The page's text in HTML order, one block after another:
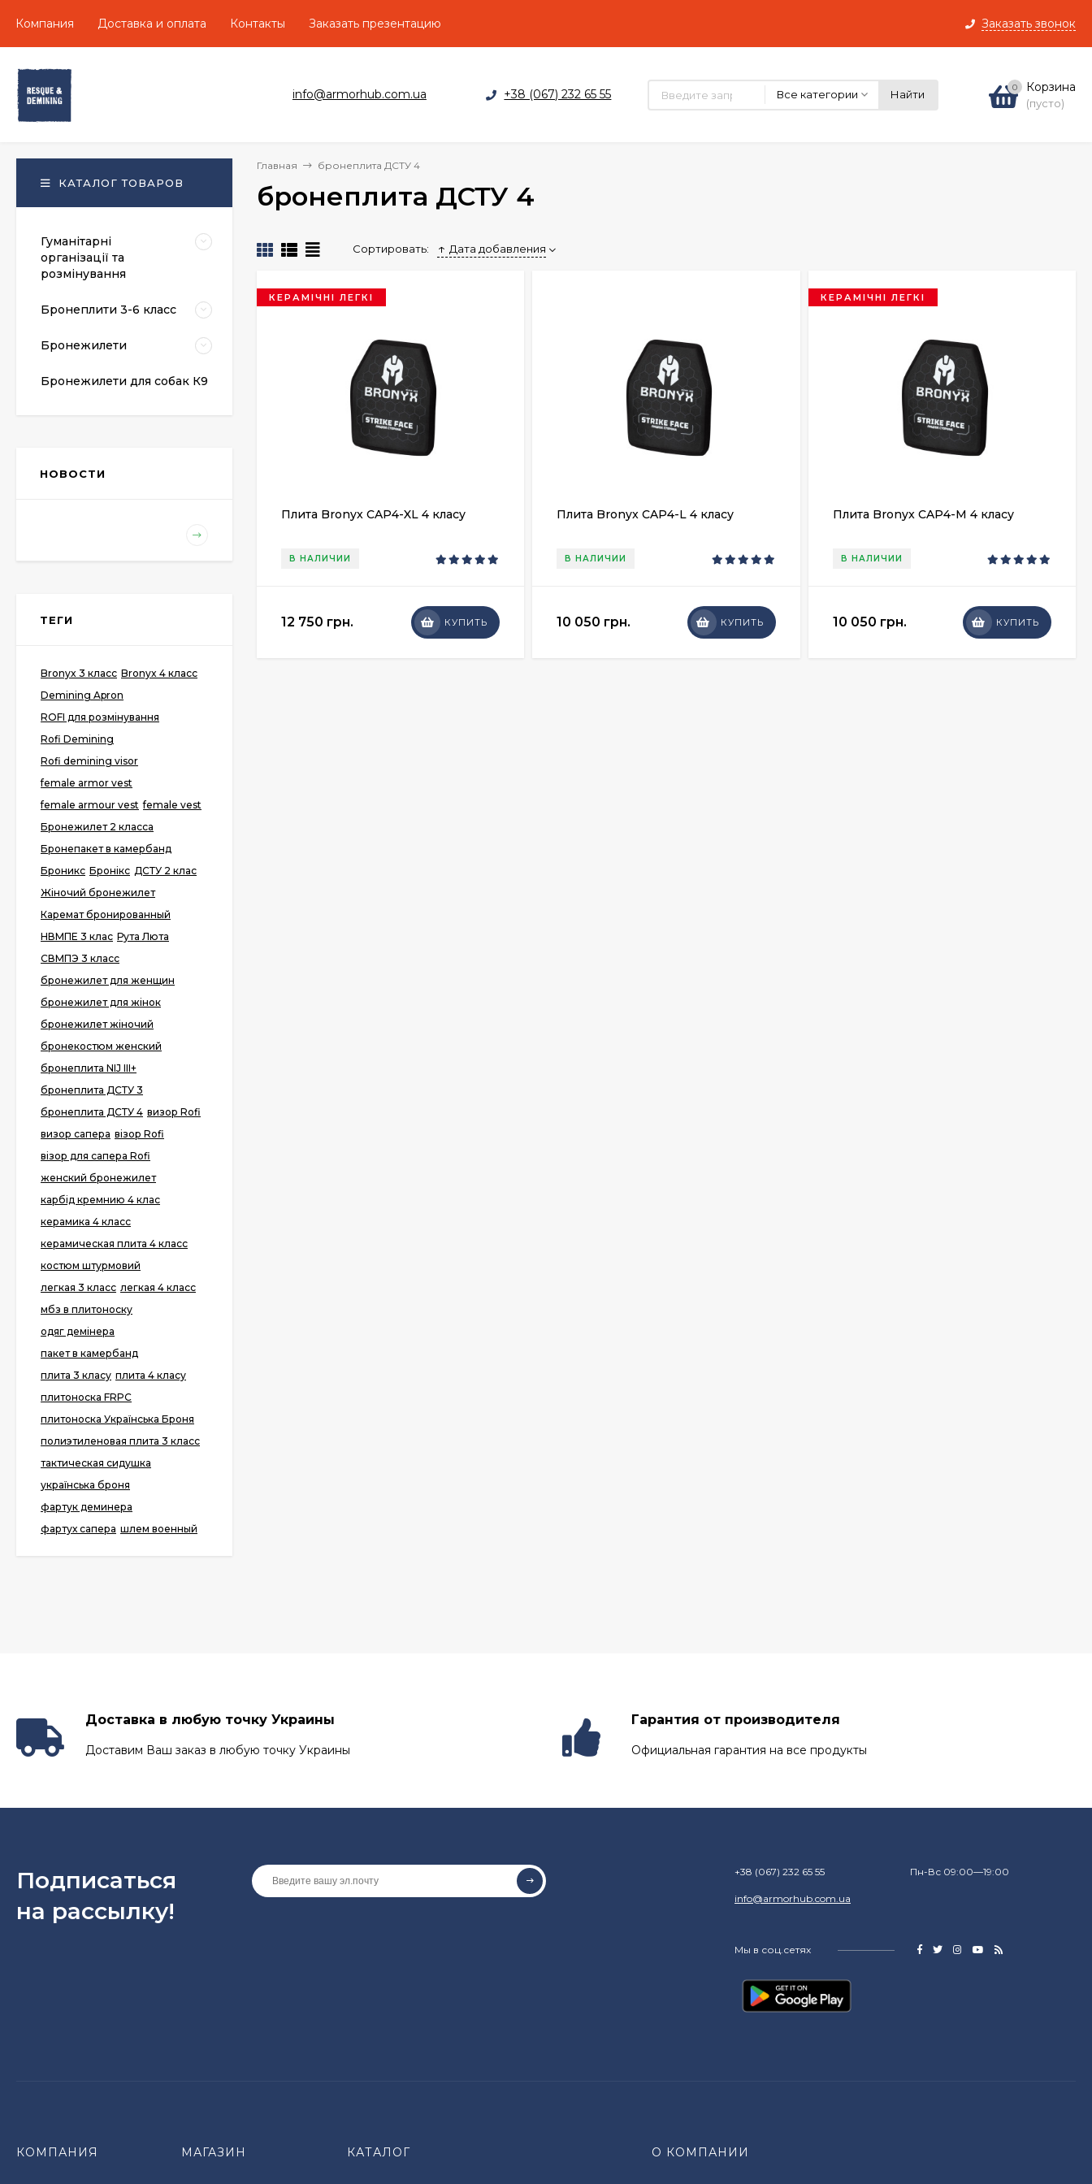
Заказать звонок
Компания Доставка и оплата Контакты Заказать презентацию
info@armorhub.com.ua +38 (067) 232 65 55 Все категории Найти
0 Корзина
(пусто)
Главная бронеплита ДСТУ 4
бронеплита ДСТУ 4
Сортировать: Дата добавления
КЕРАМІЧНІ ЛЕГКІ
Плита Bronyx CAP4-XL 4 класу
В НАЛИЧИИ
12 750 грн. КУПИТЬ
Плита Bronyx CAP4-L 4 класу
В НАЛИЧИИ
10 050 грн. КУПИТЬ
КЕРАМІЧНІ ЛЕГКІ
Плита Bronyx CAP4-M 4 класу
В НАЛИЧИИ
10 050 грн. КУПИТЬ
КАТАЛОГ ТОВАРОВ
Гуманітарні
організації та
розмінування
Бронеплити 3-6 класс
Бронежилети
Бронежилети для собак К9
НОВОСТИ
ТЕГИ
Bronyx 3 класс Bronyx 4 класс
Demining Apron
ROFI для розмінування
Rofi Demining
Rofi demining visor
female armor vest
female armour vest female vest
Бронежилет 2 класса
Бронепакет в камербанд
Броникс Бронікс ДСТУ 2 клас
Жіночий бронежилет
Каремат бронированный
НВМПЕ 3 клас Рута Люта
СВМПЭ 3 класс
бронежилет для женщин
бронежилет для жінок
бронежилет жіночий
бронекостюм женский
бронеплита NIJ III+
бронеплита ДСТУ 3
бронеплита ДСТУ 4 визор Rofi
визор сапера візор Rofi
візор для сапера Rofi
женский бронежилет
карбід кремнию 4 клас
керамика 4 класс
керамическая плита 4 класс
костюм штурмовий
легкая 3 класс легкая 4 класс
мбз в плитоноску
одяг демінера
пакет в камербанд
плита 3 класу плита 4 класу
плитоноска FRPC
плитоноска Українська Броня
полиэтиленовая плита 3 класс
тактическая сидушка
українська броня
фартук деминера
фартух сапера шлем военный
Доставка в любую точку Украины
Доставим Ваш заказ в любую точку Украины
Гарантия от производителя
Официальная гарантия на все продукты
Подписаться
на рассылкy!
+38 (067) 232 65 55
info@armorhub.com.ua
Пн-Вс 09:00—19:00
Мы в соц.сетях
КОМПАНИЯ МАГАЗИН КАТАЛОГ О КОМПАНИИ